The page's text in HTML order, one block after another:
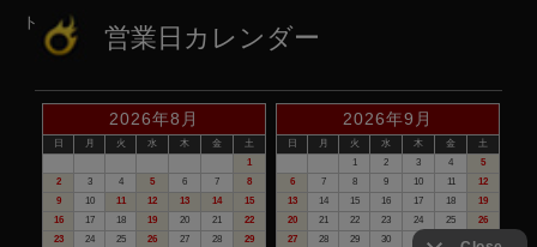
ト） 営業日カレンダー
2026年8月
日 月 火 水 木 金
土
1
2
3 4 5 6 7
8
9
10 11 12 13 14
15
16
17 18 19 20 21
22
23
24 25 26 27 28
29
2026年9月
日 月 火 水 木 金
土
1
2 3 4
5
6
7 8 9 10 11
12
13
14 15 16 17 18
19
20
21 22 23 24 25
26
27
28 29 30